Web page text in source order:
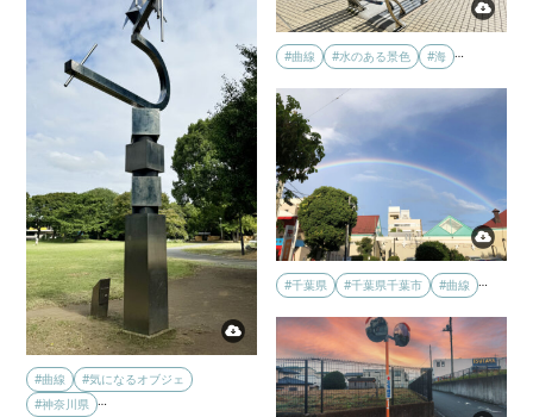
#曲線 #水のある景色 #海 …
#曲線
#気になるオブジェ
#神奈川県
#千葉県 #千葉県千葉市 #曲線 …